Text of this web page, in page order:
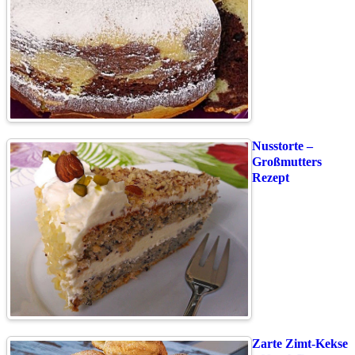
Nusstorte –
Großmutters
Rezept
Zarte Zimt-Kekse